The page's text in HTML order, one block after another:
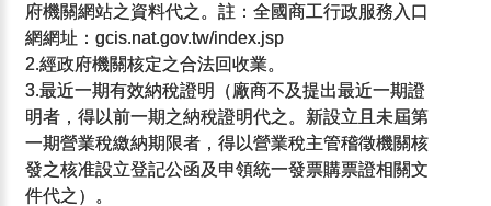
府機關網站之資料代之。註：全國商工行政服務入口
網網址：gcis.nat.gov.tw/index.jsp
2.經政府機關核定之合法回收業。
3.最近一期有效納稅證明（廠商不及提出最近一期證
明者，得以前一期之納稅證明代之。新設立且未屆第
一期營業稅繳納期限者，得以營業稅主管稽徵機關核
發之核准設立登記公函及申領統一發票購票證相關文
件代之）。